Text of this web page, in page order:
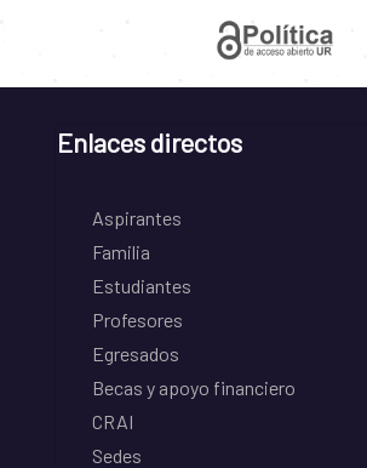
Enlaces directos
Aspirantes
Familia
Estudiantes
Profesores
Egresados
Becas y apoyo financiero
CRAI
Sedes